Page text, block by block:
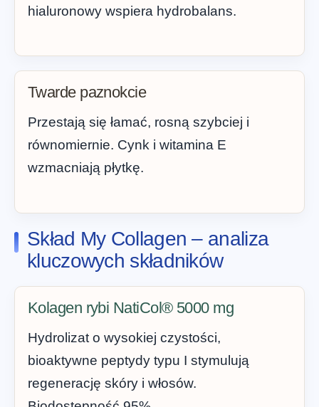
hialuronowy wspiera hydrobalans.
Twarde paznokcie
Przestają się łamać, rosną szybciej i
równomiernie. Cynk i witamina E
wzmacniają płytkę.
Skład My Collagen – analiza
kluczowych składników
Kolagen rybi NatiCol® 5000 mg
Hydrolizat o wysokiej czystości,
bioaktywne peptydy typu I stymulują
regenerację skóry i włosów.